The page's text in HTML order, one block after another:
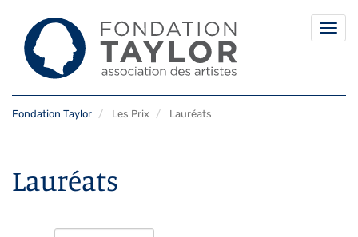
au
Fondation Taylor Les Prix Lauréats
Lauréats